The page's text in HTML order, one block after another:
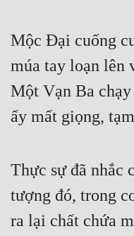
Khoa Huyễn Không Gian
Kỳ Ảo
Linh Dị
Làm Giàu
Mộc Đại cuống
múa tay loạn lên
Một Vạn Ba
ấy mất giọng,
Thực sự đã nhắc
tượng đó, trong
ra lại chất chứa